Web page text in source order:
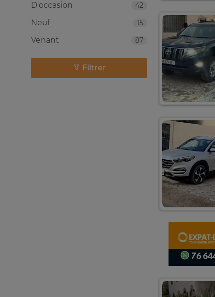
42
D'occasion
15
Neuf
87
Venant
Filtrer